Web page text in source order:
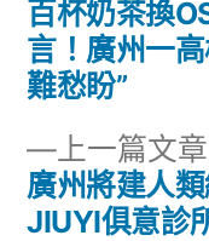
文
章
導
覽
上一篇文章
廣州將建人
JIUYI俱意診
百杯奶茶換
言！廣州一
難愁盼”